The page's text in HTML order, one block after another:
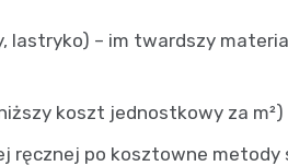
lastryko) – im twardszy
koszt jednostkowy za m²)
ręcznej po kosztowne